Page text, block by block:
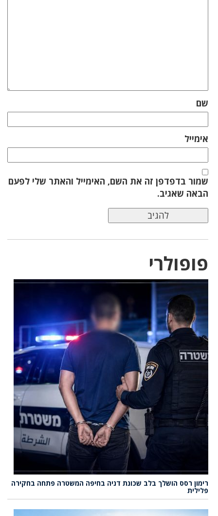
שם
אימייל
שמור בדפדפן זה את השם, האימייל והאתר שלי לפעם
הבאה שאגיב.
פופולרי
רימון רסס הושלך בלב שכונת דניה בחיפה המשטרה פתחה בחקירה
פלילית